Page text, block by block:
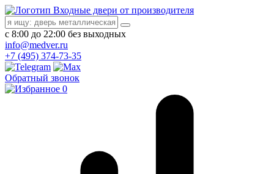
Входные двери от производителя
с 8:00 до 22:00 без выходных
info@medver.ru
+7 (495) 374-73-35
Обратный звонок
0